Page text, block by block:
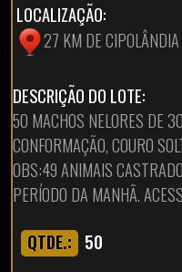
LOCALIZAÇÃO:
27 KM DE
DESCRIÇÃO DO LOTE:
50 MACHOS NELORES DE
CONFORMAÇÃO, COURO
OBS:49 ANIMAIS
PERÍODO DA MANHÃ.
QTDE.: 50